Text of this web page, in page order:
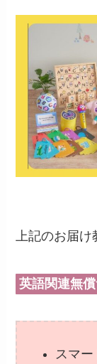
上記のお届
英語関連無
スマ